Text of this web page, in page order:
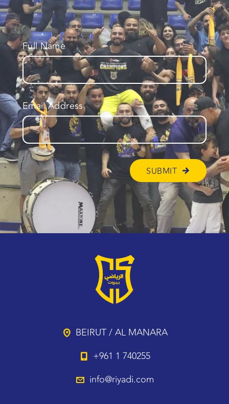
Full Name
Email Address
BEIRUT / AL MANARA
+961 1 740255
info@riyadi.com